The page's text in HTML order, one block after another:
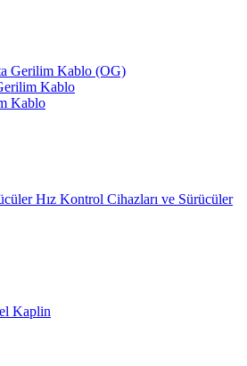
Gerilim Kablo (OG)
Kablo
Kablo
Hız Kontrol Cihazları ve Sürücüler
Kaplin